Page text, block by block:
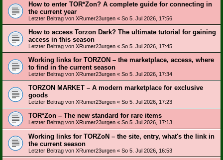
How to enter TOR*Zon? A complete guide for connecting in
the current year
Letzter Beitrag von XRumer23urgen « So 5. Jul 2026, 17:56
How to access Torzon Dark? The ultimate tutorial for gaining
access in this season
Letzter Beitrag von XRumer23urgen « So 5. Jul 2026, 17:45
Working links for ТОRZON – the marketplace, access, where
to find in the current season
Letzter Beitrag von XRumer23urgen « So 5. Jul 2026, 17:34
TORZON MARKET – A modern marketplace for exclusive
goods
Letzter Beitrag von XRumer23urgen « So 5. Jul 2026, 17:23
TOR*Zon – The new standard for rare items
Letzter Beitrag von XRumer23urgen « So 5. Jul 2026, 17:13
Working links for TORZoN – the site, entry, what's the link in
the current season
Letzter Beitrag von XRumer23urgen « So 5. Jul 2026, 16:53